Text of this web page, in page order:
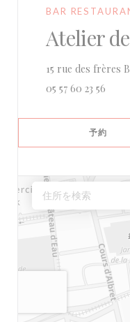
BAR
Atelier
15 rue des frères
05 57 60 23 56
予約